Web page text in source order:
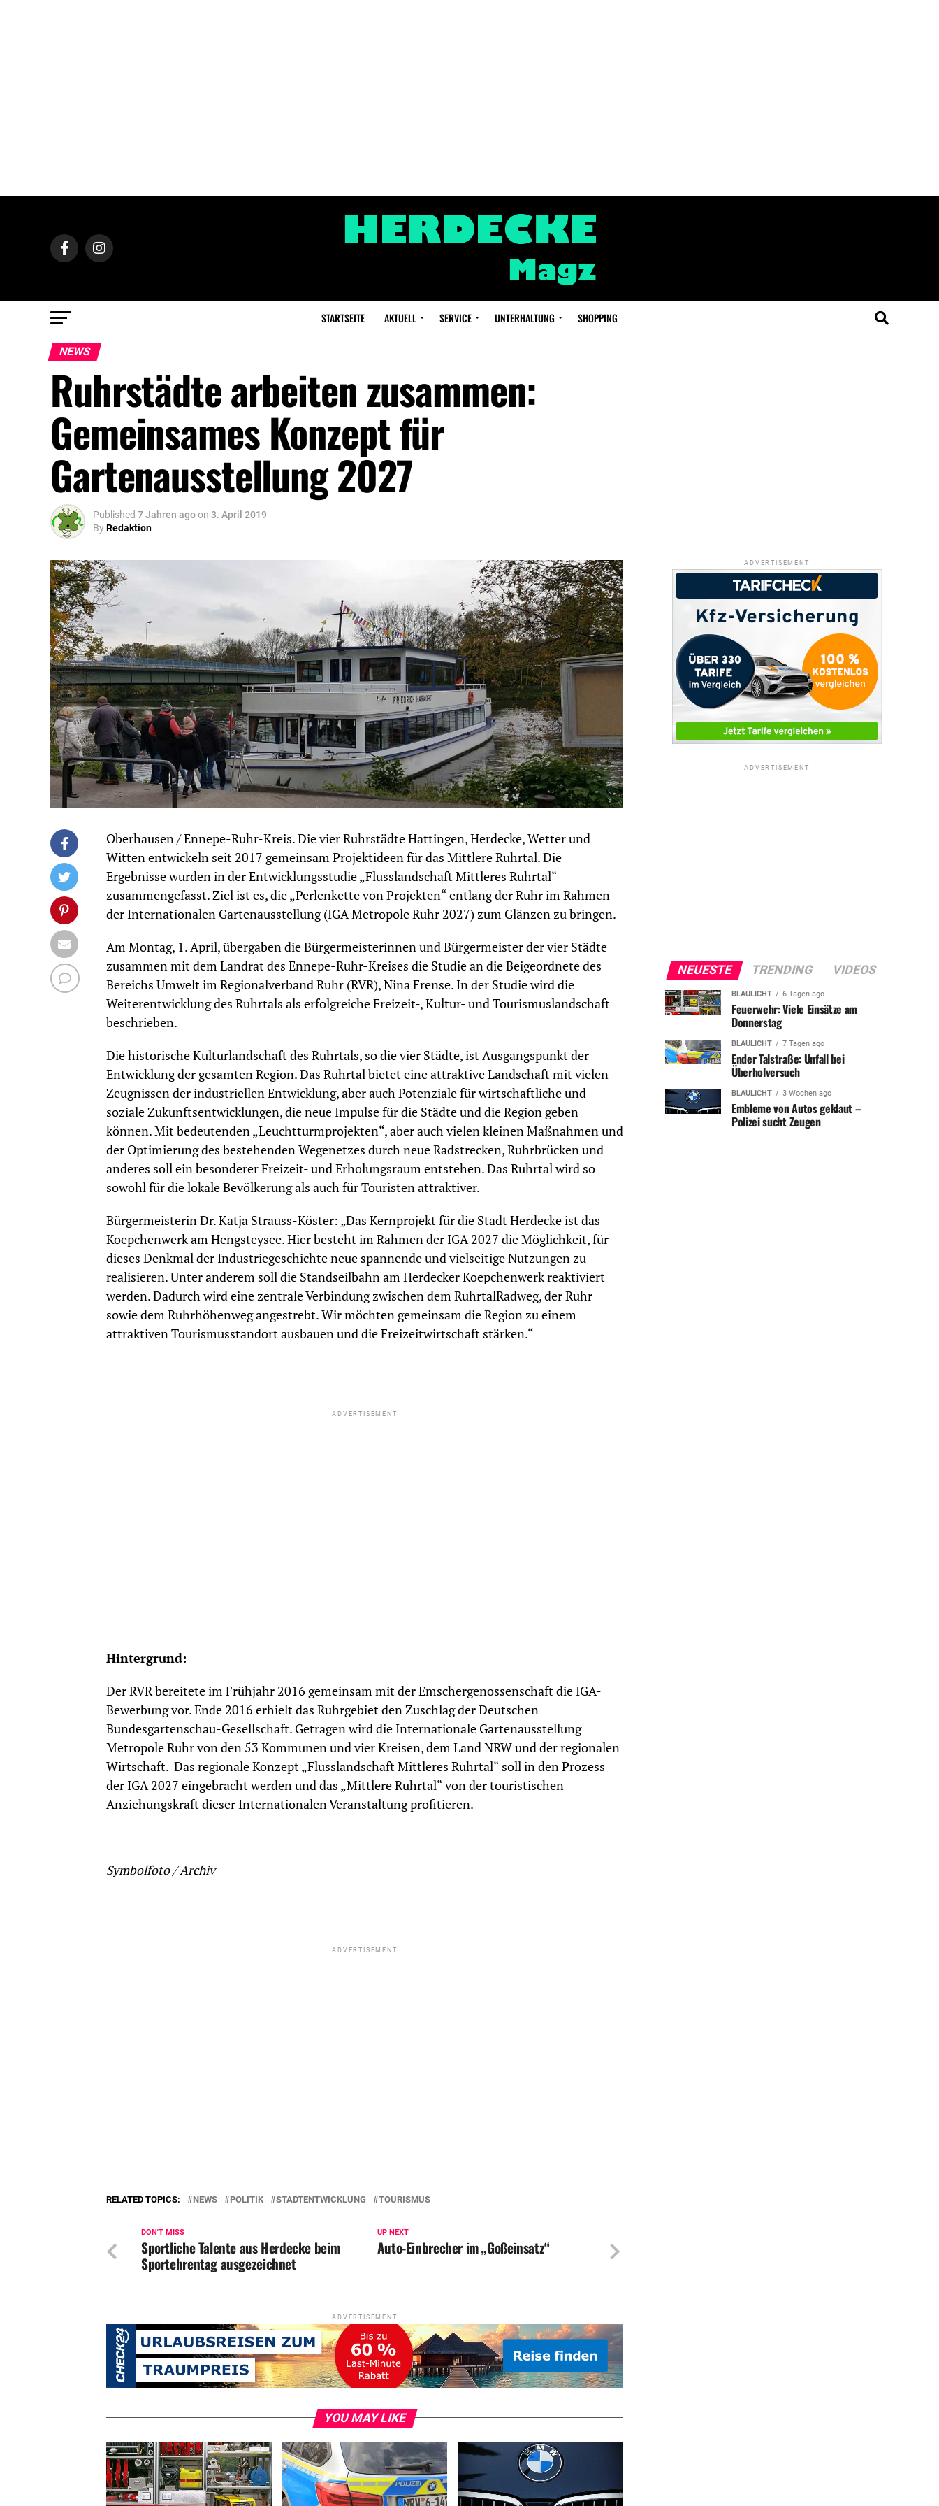
STARTSEITE AKTUELL SERVICE UNTERHALTUNG SHOPPING
NEWS
Ruhrstädte arbeiten zusammen:
Gemeinsames Konzept für
Gartenausstellung 2027
Published 7 Jahren agoon 3. April 2019
ByRedaktion
Oberhausen / Ennepe-Ruhr-Kreis. Die vier Ruhrstädte Hattingen, Herdecke, Wetter und
Witten entwickeln seit 2017 gemeinsam Projektideen für das Mittlere Ruhrtal. Die
Ergebnisse wurden in der Entwicklungsstudie „Flusslandschaft Mittleres Ruhrtal“
zusammengefasst. Ziel ist es, die „Perlenkette von Projekten“ entlang der Ruhr im Rahmen
der Internationalen Gartenausstellung (IGA Metropole Ruhr 2027) zum Glänzen zu bringen.
Am Montag, 1. April, übergaben die Bürgermeisterinnen und Bürgermeister der vier Städte
zusammen mit dem Landrat des Ennepe-Ruhr-Kreises die Studie an die Beigeordnete des
Bereichs Umwelt im Regionalverband Ruhr (RVR), Nina Frense. In der Studie wird die
Weiterentwicklung des Ruhrtals als erfolgreiche Freizeit-, Kultur- und Tourismuslandschaft
beschrieben.
Die historische Kulturlandschaft des Ruhrtals, so die vier Städte, ist Ausgangspunkt der
Entwicklung der gesamten Region. Das Ruhrtal bietet eine attraktive Landschaft mit vielen
Zeugnissen der industriellen Entwicklung, aber auch Potenziale für wirtschaftliche und
soziale Zukunftsentwicklungen, die neue Impulse für die Städte und die Region geben
können. Mit bedeutenden „Leuchtturmprojekten“, aber auch vielen kleinen Maßnahmen und
der Optimierung des bestehenden Wegenetzes durch neue Radstrecken, Ruhrbrücken und
anderes soll ein besonderer Freizeit- und Erholungsraum entstehen. Das Ruhrtal wird so
sowohl für die lokale Bevölkerung als auch für Touristen attraktiver.
Bürgermeisterin Dr. Katja Strauss-Köster: „Das Kernprojekt für die Stadt Herdecke ist das
Koepchenwerk am Hengsteysee. Hier besteht im Rahmen der IGA 2027 die Möglichkeit, für
dieses Denkmal der Industriegeschichte neue spannende und vielseitige Nutzungen zu
realisieren. Unter anderem soll die Standseilbahn am Herdecker Koepchenwerk reaktiviert
werden. Dadurch wird eine zentrale Verbindung zwischen dem RuhrtalRadweg, der Ruhr
sowie dem Ruhrhöhenweg angestrebt. Wir möchten gemeinsam die Region zu einem
attraktiven Tourismusstandort ausbauen und die Freizeitwirtschaft stärken.“
ADVERTISEMENT
Hintergrund:
Der RVR bereitete im Frühjahr 2016 gemeinsam mit der Emschergenossenschaft die IGA-
Bewerbung vor. Ende 2016 erhielt das Ruhrgebiet den Zuschlag der Deutschen
Bundesgartenschau-Gesellschaft. Getragen wird die Internationale Gartenausstellung
Metropole Ruhr von den 53 Kommunen und vier Kreisen, dem Land NRW und der regionalen
Wirtschaft. Das regionale Konzept „Flusslandschaft Mittleres Ruhrtal“ soll in den Prozess
der IGA 2027 eingebracht werden und das „Mittlere Ruhrtal“ von der touristischen
Anziehungskraft dieser Internationalen Veranstaltung profitieren.
Symbolfoto / Archiv
ADVERTISEMENT
RELATED TOPICS: NEWS POLITIK STADTENTWICKLUNG TOURISMUS
UP NEXT
Auto-Einbrecher im „Goßeinsatz“
DON'T MISS
Sportliche Talente aus Herdecke beim
Sportehrentag ausgezeichnet
ADVERTISEMENT
YOU MAY LIKE
ADVERTISEMENT
ADVERTISEMENT
NEUESTE TRENDING VIDEOS
BLAULICHT 6 Tagen ago
Feuerwehr: Viele Einsätze am
Donnerstag
BLAULICHT 7 Tagen ago
Ender Talstraße: Unfall bei
Überholversuch
BLAULICHT 3 Wochen ago
Embleme von Autos geklaut –
Polizei sucht Zeugen